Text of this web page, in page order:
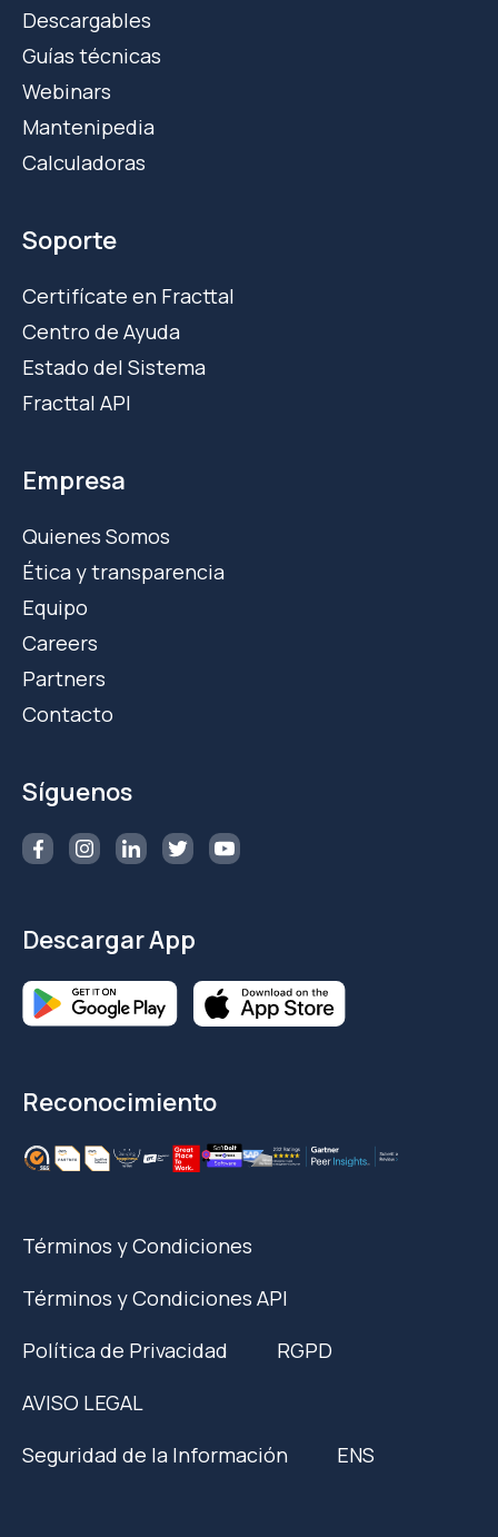
Descargables
Guías técnicas
Webinars
Mantenipedia
Calculadoras
Soporte
Certifícate en Fracttal
Centro de Ayuda
Estado del Sistema
Fracttal API
Empresa
Quienes Somos
Ética y transparencia
Equipo
Careers
Partners
Contacto
Síguenos
Descargar App
Reconocimiento
Términos y Condiciones
Términos y Condiciones API
Política de Privacidad
RGPD
AVISO LEGAL
Seguridad de la Información
ENS